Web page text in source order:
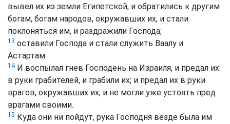
вывел их из земли Египетской, и обратились к другим
богам, богам народов, окружавших их, и стали
поклоняться им, и раздражили Господа;
13 оставили Господа и стали служить Ваалу и
Астартам.
14И воспылал гнев Господень на Израиля, и предал их
в руки грабителей, и грабили их; и предал их в руки
врагов, окружавших их, и не могли уже устоять пред
врагами своими.
15 Куда они ни пойдут, рука Господня везде была им